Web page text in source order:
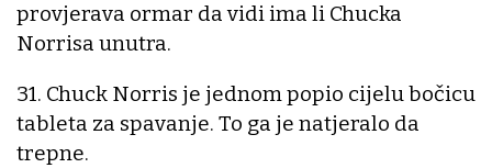
provjerava ormar da vidi ima li Chucka
Norrisa unutra.
31. Chuck Norris je jednom popio cijelu bočicu
tableta za spavanje. To ga je natjeralo da
trepne.